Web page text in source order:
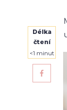
Délka
čtení
<1 minut